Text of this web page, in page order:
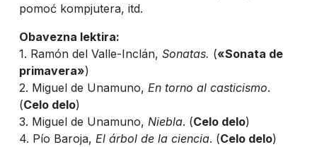
pomoć kompjutera, itd.
Obavezna lektira:
1. Ramón del Valle-Inclán, Sonatas. («Sonata de
primavera»)
2. Miguel de Unamuno, En torno al casticismo.
(Celo delo)
3. Miguel de Unamuno, Niebla. (Celo delo)
4. Pío Baroja, El árbol de la ciencia. (Celo delo)